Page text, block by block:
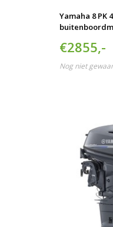
Yamaha 8 PK
€2855,-
Nog niet